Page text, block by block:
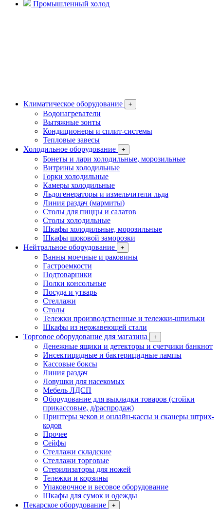
Промышленный холод
Климатическое оборудование +
Водонагреватели
Вытяжные зонты
Кондиционеры и сплит-системы
Тепловые завесы
Холодильное оборудование
+
Бонеты и лари холодильные, морозильные
Витрины холодильные
Горки холодильные
Камеры холодильные
Льдогенераторы и измельчители льда
Линия раздач (мармиты)
Столы для пиццы и салатов
Столы холодильные
Шкафы холодильные, морозильные
Шкафы шоковой заморозки
Нейтральное оборудование
+
Ванны моечные и раковины
Гастроемкости
Подтоварники
Полки консольные
Посуда и утварь
Стеллажи
Столы
Тележки производственные и тележки-шпильки
Шкафы из нержавеющей стали
Торговое оборудование для магазина
+
Денежные ящики и детекторы и счетчики банкнот
Инсектицидные и бактерицидные лампы
Кассовые боксы
Линия раздач
Ловушки для насекомых
Мебель ЛДСП
Оборудование для выкладки товаров (стойки
прикассовые, д/распродаж)
Принтеры чеков и онлайн-кассы и сканеры штрих-
кодов
Прочее
Сейфы
Стеллажи складские
Стеллажи торговые
Стерилизаторы для ножей
Тележки и корзины
Упаковочное и весовое оборудование
Шкафы для сумок и одежды
Пекарское оборудование
+